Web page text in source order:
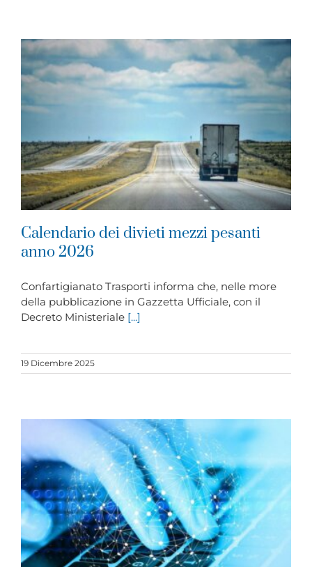
Calendario dei divieti mezzi pesanti
anno 2026
Confartigianato Trasporti informa che, nelle more
della pubblicazione in Gazzetta Ufficiale, con il
Decreto Ministeriale [...]
19 Dicembre 2025